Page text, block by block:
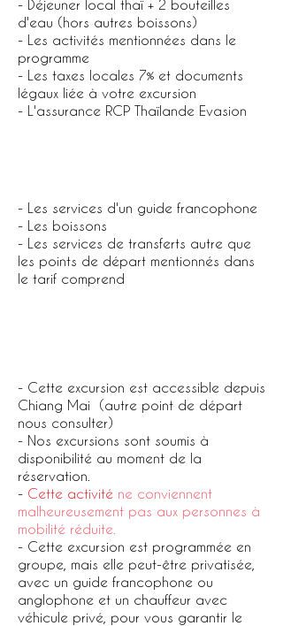
- Déjeuner local thaï + 2 bouteilles
d'eau (hors autres boissons)
- Les activités mentionnées dans le
programme
- Les taxes locales 7% et documents
légaux liée à votre excursion
- L'assurance RCP Thaïlande Evasion
- Les services d'un guide francophone
- Les boissons
- Les services de transferts autre que
les points de départ mentionnés dans
le tarif comprend
- Cette excursion est accessible depuis
Chiang Mai (autre point de départ
nous consulter)
- Nos excursions sont soumis à
disponibilité au moment de la
réservation.
- Cette activité ne conviennent
malheureusement pas aux personnes à
mobilité réduite.
- Cette excursion est programmée en
groupe, mais elle peut-être privatisée,
avec un guide francophone ou
anglophone et un chauffeur avec
véhicule privé, pour vous garantir le